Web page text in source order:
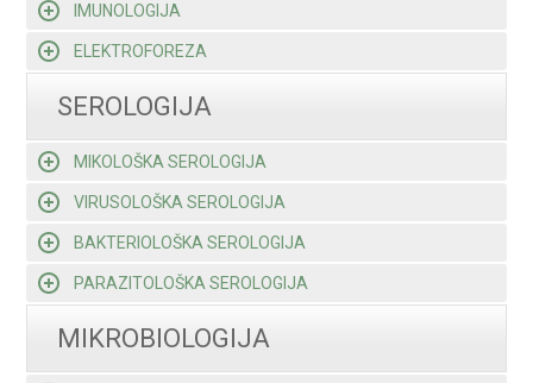
IMUNOLOGIJA
ELEKTROFOREZA
SEROLOGIJA
MIKOLOŠKA SEROLOGIJA
VIRUSOLOŠKA SEROLOGIJA
BAKTERIOLOŠKA SEROLOGIJA
PARAZITOLOŠKA SEROLOGIJA
MIKROBIOLOGIJA